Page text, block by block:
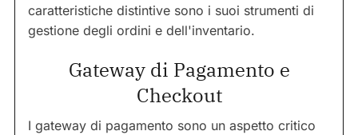
caratteristiche distintive sono i suoi strumenti di
gestione degli ordini e dell'inventario.
Gateway di Pagamento e
Checkout
I gateway di pagamento sono un aspetto critico